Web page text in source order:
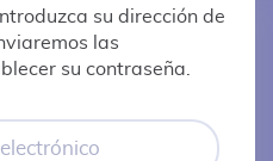
su dirección de
las
su contraseña.